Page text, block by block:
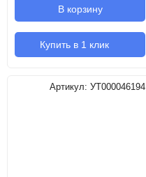
В корзину
Купить в 1 клик
Артикул: УТ000046194